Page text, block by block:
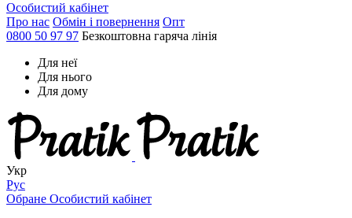
Особистий кабінет
Про нас Обмін і повернення Опт
0800 50 97 97 Безкоштовна гаряча лінія
Для неї
Для нього
Для дому
Укр
Рус
Обране Особистий кабінет